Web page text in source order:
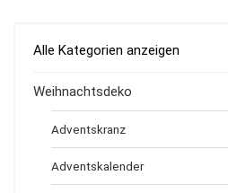
Alle Kategorien anzeigen
Weihnachtsdeko
Adventskranz
Adventskalender